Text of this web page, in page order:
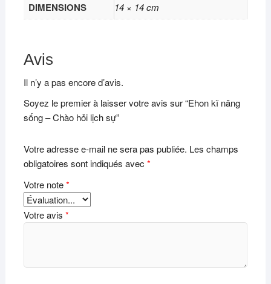
DIMENSIONS 14 × 14 cm
Avis
Il n’y a pas encore d’avis.
Soyez le premier à laisser votre avis sur “Ehon kĩ năng
sống – Chào hỏi lịch sự”
Votre adresse e-mail ne sera pas publiée. Les champs
obligatoires sont indiqués avec *
Votre note*
Votre avis *